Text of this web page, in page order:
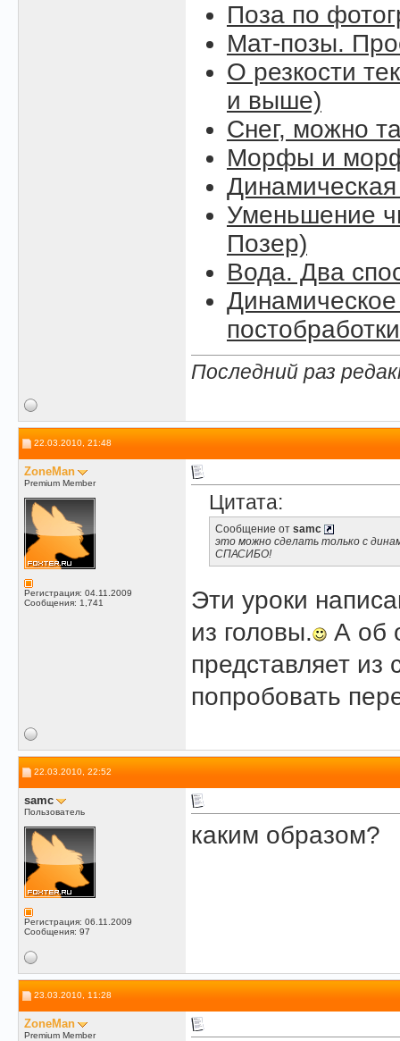
Поза по
Мат-позы.
О резкости
и выше)
Снег, можно
Морфы и
Уменьшение
Позер)
Вода. Два
постобработки
Последний раз
22.03.2010, 21:48
ZoneMan
Premium Member
Регистрация: 04.11.2009
Сообщения: 1,741
Цитата:
Сообщение от samc
это можно сделать только с
СПАСИБО!
Эти уроки
из головы.
А об
представляет
попробовать
22.03.2010, 22:52
samc
Пользователь
Регистрация: 06.11.2009
Сообщения: 97
каким образом?
23.03.2010, 11:28
ZoneMan
Premium Member